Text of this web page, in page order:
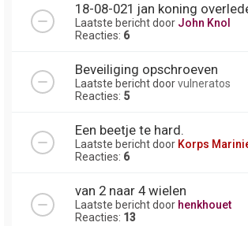
18-08-021 jan koning
Laatste bericht door John Knol
Reacties: 6
Beveiliging opschroeven
Laatste bericht doorvulneratos
Reacties: 5
Een beetje te hard.
Laatste bericht door Korps
Reacties: 6
van 2 naar 4 wielen
Laatste bericht door henkhouet
Reacties: 13